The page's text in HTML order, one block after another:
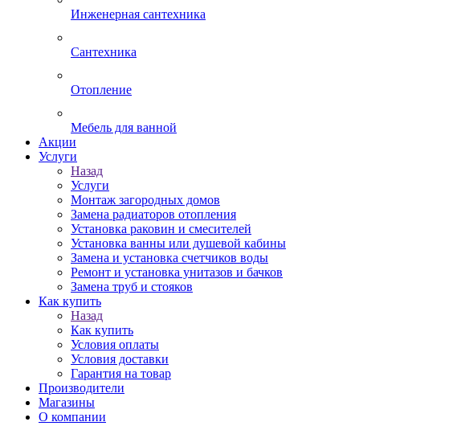
Инженерная сантехника
Сантехника
Отопление
Мебель для ванной
Акции
Услуги
Назад
Услуги
Монтаж загородных домов
Замена радиаторов отопления
Установка раковин и смесителей
Установка ванны или душевой кабины
Замена и установка счетчиков воды
Ремонт и установка унитазов и бачков
Замена труб и стояков
Как купить
Назад
Как купить
Условия оплаты
Условия доставки
Гарантия на товар
Производители
Магазины
О компании